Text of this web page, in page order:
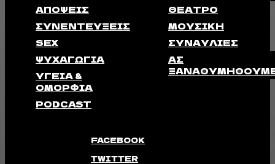
ΑΠΟΨΕΙΣ
ΣΥΝΕΝΤΕΎΞΕΙΣ
SEX
ΨΥΧΑΓΩΓΊΑ
ΥΓΕΊΑ &
ΟΜΟΡΦΙΆ
PODCAST
ΘΈΑΤΡΟ
ΜΟΥΣΙΚΉ
ΣΥΝΑΥΛΊΕΣ
ΑΣ
FACEBOOK
TWITTER